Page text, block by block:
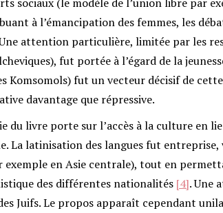
à l’émancipation des femmes, les
attention particulière, limitée par les
fut portée à l’égard de la
Komsomols) fut un vecteur décisif de
davantage que répressive.
du livre porte sur l’accès à la culture en
La latinisation des langues fut entreprise,
en Asie centrale), tout en
des différentes nationalités [4]. Une
Juifs. Le propos apparaît cependant